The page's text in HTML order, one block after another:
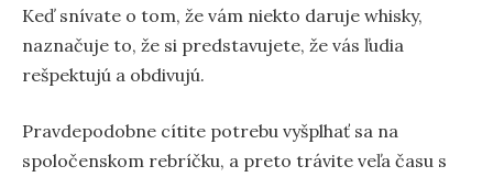
Keď snívate o tom, že vám niekto daruje whisky,
naznačuje to, že si predstavujete, že vás ľudia
rešpektujú a obdivujú.
Pravdepodobne cítite potrebu vyšplhať sa na
spoločenskom rebríčku, a preto trávite veľa času s